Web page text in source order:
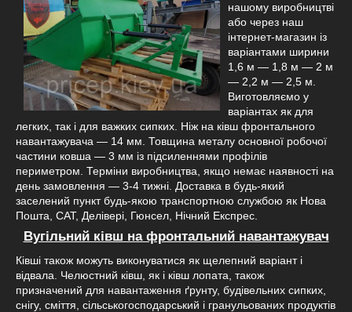
нашому виробництві
або через наш
інтернет-магазин із
варіантами ширини
1,6 м — 1,8 м — 2 м
— 2,2 м — 2,5 м.
Виготовляємо у
варіантах як для
легких, так і для важких сипких. Ніж на ківш фронтального
навантажувача — 14 мм. Товщина металу основної робочої
частини ковша — 3 мм із підсиленнями профілів
периметром. Терміни виробництва, якщо немає наявності на
день замовлення — 3-4 тижні. Доставка в будь-який
заселений пункт будь-якою транспортною службою як Нова
Пошта, САТ, Делівері, Гюнсел, Нічний Експрес.
Вугільний ківш на фронтальний навантажувач
Ківші також можуть виконуватися як щелепний варіант і
відвала. Челюстний ківш, як і ківш лопата, також
призначений для навантаження ґрунту, будівельних сипких,
снігу, сміття, сільськогосподарський і гранульованих продуктів